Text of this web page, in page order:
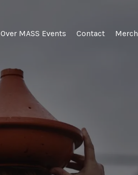
Over MASS Events Contact Merch